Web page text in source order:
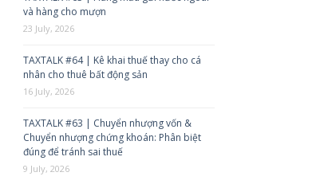
và hàng cho mượn
23 July, 2026
TAXTALK #64 | Kê khai thuế thay cho cá
nhân cho thuê bất động sản
16 July, 2026
TAXTALK #63 | Chuyển nhượng vốn &
Chuyển nhượng chứng khoán: Phân biệt
đúng để tránh sai thuế
9 July, 2026